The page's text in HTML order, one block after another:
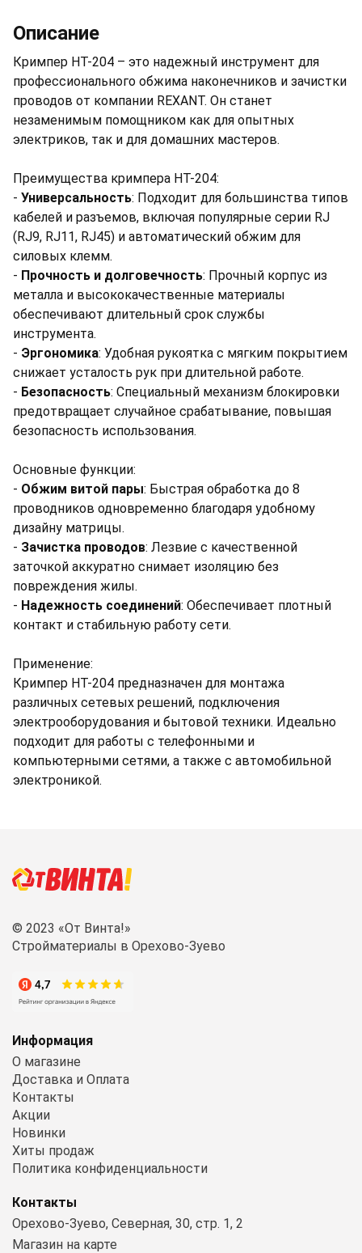
Описание
Кримпер HT-204 – это надежный инструмент для
профессионального обжима наконечников и зачистки
проводов от компании REXANT. Он станет
незаменимым помощником как для опытных
электриков, так и для домашних мастеров.
Преимущества кримпера HT-204:
- Универсальность: Подходит для большинства типов
кабелей и разъемов, включая популярные серии RJ
(RJ9, RJ11, RJ45) и автоматический обжим для
силовых клемм.
- Прочность и долговечность: Прочный корпус из
металла и высококачественные материалы
обеспечивают длительный срок службы
инструмента.
- Эргономика: Удобная рукоятка с мягким покрытием
снижает усталость рук при длительной работе.
- Безопасность: Специальный механизм блокировки
предотвращает случайное срабатывание, повышая
безопасность использования.
Основные функции:
- Обжим витой пары: Быстрая обработка до 8
проводников одновременно благодаря удобному
дизайну матрицы.
- Зачистка проводов: Лезвие с качественной
заточкой аккуратно снимает изоляцию без
повреждения жилы.
- Надежность соединений: Обеспечивает плотный
контакт и стабильную работу сети.
Применение:
Кримпер HT-204 предназначен для монтажа
различных сетевых решений, подключения
электрооборудования и бытовой техники. Идеально
подходит для работы с телефонными и
компьютерными сетями, а также с автомобильной
электроникой.
© 2023 «От Винта!»
Стройматериалы в Орехово-Зуево
Контакты
Орехово-Зуево, Северная, 30, стр. 1, 2
Магазин на карте
Информация
О магазине
Доставка и Оплата
Контакты
Акции
Новинки
Хиты продаж
Политика конфиденциальности